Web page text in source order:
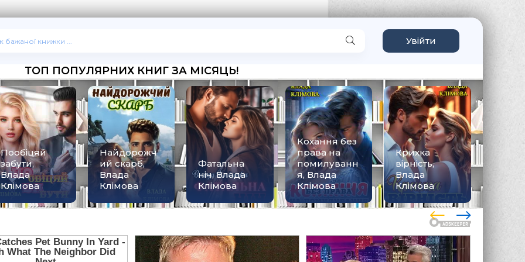
Увійти
ТОП ПОПУЛЯРНИХ КНИГ ЗА МІСЯЦЬ!
Влада
Кохання без
права на
помилуванн
я, Влада
Клімова
Крихка
вірність,
Влада
Клімова
П'ятий гріх,
Влада
Клімова
Скажи, що
любиш,
Влада
Клімова